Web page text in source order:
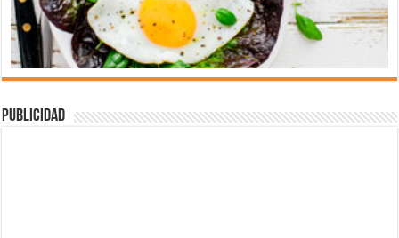
Publicidad